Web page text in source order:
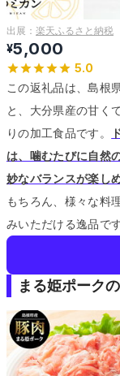
出展： 楽天ふるさと納税
¥5,000
5.0
この返礼品は、島根
と、大分県産の甘く
りの加工食品です。
は、噛むたびに自然
妙なバランスが楽し
もちろん、様々な料
みいただける逸品です
まる姫ポーク